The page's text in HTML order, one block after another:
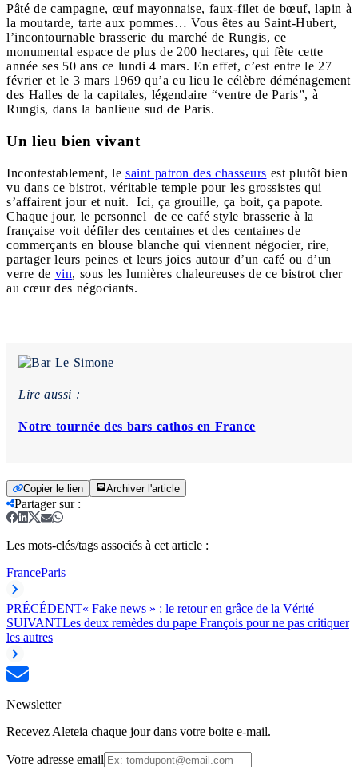
Pâté de campagne, œuf mayonnaise, faux-filet de bœuf, lapin à
la moutarde, tarte aux pommes… Vous êtes au Saint-Hubert,
l’incontournable brasserie du marché de Rungis, ce
monumental espace de plus de 200 hectares, qui fête cette
année ses 50 ans ce lundi 4 mars. En effet, c’est entre le 27
février et le 3 mars 1969 qu’a eu lieu le célèbre déménagement
des Halles de la capitales, légendaire “ventre de Paris”, à
Rungis, dans la banlieue sud de Paris.
Un lieu bien vivant
Incontestablement, le saint patron des chasseurs est plutôt bien
vu dans ce bistrot, véritable temple pour les grossistes qui
s’affairent jour et nuit. Ici, ça grouille, ça boit, ça papote.
Chaque jour, le personnel de ce café style brasserie à la
française voit défiler des centaines et des centaines de
commerçants en blouse blanche qui viennent négocier, rire,
partager leurs peines et leurs joies autour d’un café ou d’un
verre de vin, sous les lumières chaleureuses de ce bistrot cher
au cœur des négociants.
Lire aussi :
Notre tournée des bars cathos en France
Copier le lien Archiver l'article
Partager sur:
Les mots-clés/tags associés à cet article :
FranceParis
PRÉCÉDENT« Fake news » : le retour en grâce de la Vérité
SUIVANTLes deux remèdes du pape François pour ne pas critiquer
les autres
Newsletter
Recevez Aleteia chaque jour dans votre boite e-mail.
Votre adresse email